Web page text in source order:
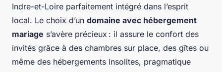
Indre-et-Loire parfaitement intégré dans l’esprit
local. Le choix d’un domaine avec hébergement
mariage s’avère précieux : il assure le confort des
invités grâce à des chambres sur place, des gîtes ou
même des hébergements insolites, pragmatique